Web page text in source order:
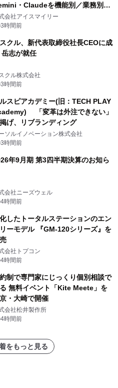
・Claudeを機能別／業務別に
―自社に合う生成AIの選び方がわ
実践ガイド
会社アイスマイリー
3時間前
クル、新代表取締役社長CEOに成
岳志が就任
クル株式会社
3時間前
スピアカデミー(旧：TECH PLAY
「変革は外注できない」
げ、リブランディング
ソルイノベーション株式会社
3時間前
年9月期 第3四半期決算のお知ら
会社ニーズウェル
4時間前
したトータルステーションのエン
リーモデル 『GM-120シリーズ』を
会社トプコン
4時間前
制で専門家にじっくり個別相談で
無料イベント「Kite Meete」を
・大崎で開催
会社松井製作所
4時間前
をもっと見る